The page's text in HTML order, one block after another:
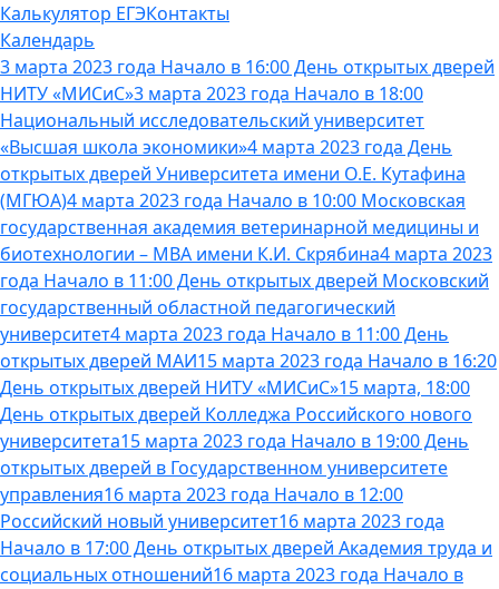
Калькулятор ЕГЭКонтакты
Календарь
3 марта 2023 года Начало в 16:00 День открытых дверей
НИТУ «МИСиС»3 марта 2023 года Начало в 18:00
Национальный исследовательский университет
«Высшая школа экономики»4 марта 2023 года День
открытых дверей Университета имени О.Е. Кутафина
(МГЮА)4 марта 2023 года Начало в 10:00 Московская
государственная академия ветеринарной медицины и
биотехнологии – МВА имени К.И. Скрябина4 марта 2023
года Начало в 11:00 День открытых дверей Московский
государственный областной педагогический
университет4 марта 2023 года Начало в 11:00 День
открытых дверей МАИ15 марта 2023 года Начало в 16:20
День открытых дверей НИТУ «МИСиС»15 марта, 18:00
День открытых дверей Колледжа Российского нового
университета15 марта 2023 года Начало в 19:00 День
открытых дверей в Государственном университете
управления16 марта 2023 года Начало в 12:00
Российский новый университет16 марта 2023 года
Начало в 17:00 День открытых дверей Академия труда и
социальных отношений16 марта 2023 года Начало в